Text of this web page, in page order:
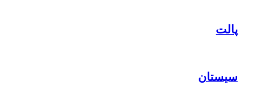
پالت
سیستان